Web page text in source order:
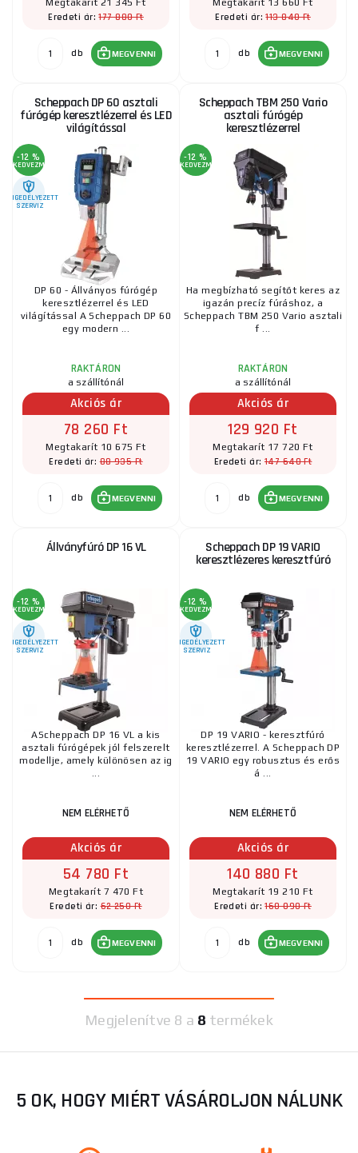
Megtakarít 21 345 Ft
Eredeti ár:177 880 Ft
db MEGVENNI
Megtakarít 13 660 Ft
Eredeti ár:113 840 Ft
db MEGVENNI
Scheppach DP 60 asztali
fúrógép keresztlézerrel és LED
világítással
-12 %
KEDVEZMÉNY
ENGEDÉLYEZETT
SZERVIZ
DP 60 - Állványos fúrógép
keresztlézerrel és LED
világítással A Scheppach DP 60
egy modern ...
RAKTÁRON
a szállítónál
Akciós ár
78 260 Ft
Megtakarít 10 675 Ft
Eredeti ár:88 935 Ft
db MEGVENNI
Scheppach TBM 250 Vario
asztali fúrógép
keresztlézerrel
-12 %
KEDVEZMÉNY
Ha megbízható segítőt keres az
igazán precíz fúráshoz, a
Scheppach TBM 250 Vario asztali
f ...
RAKTÁRON
a szállítónál
Akciós ár
129 920 Ft
Megtakarít 17 720 Ft
Eredeti ár: 147 640 Ft
db MEGVENNI
Állványfúró DP 16 VL
-12 %
KEDVEZMÉNY
ENGEDÉLYEZETT
SZERVIZ
AScheppach DP 16 VL a kis
asztali fúrógépek jól felszerelt
modellje, amely különösen az ig
...
NEM ELÉRHETŐ
Akciós ár
54 780 Ft
Megtakarít 7 470 Ft
Eredeti ár:62 250 Ft
db MEGVENNI
Scheppach DP 19 VARIO
keresztlézeres keresztfúró
-12 %
KEDVEZMÉNY
ENGEDÉLYEZETT
SZERVIZ
DP 19 VARIO - keresztfúró
keresztlézerrel. A Scheppach DP
19 VARIO egy robusztus és erős
á ...
NEM ELÉRHETŐ
Akciós ár
140 880 Ft
Megtakarít 19 210 Ft
Eredeti ár:160 090 Ft
db MEGVENNI
Megjelenítve 8 a 8 termékek
5 OK, HOGY MIÉRT VÁSÁROLJON NÁLUNK